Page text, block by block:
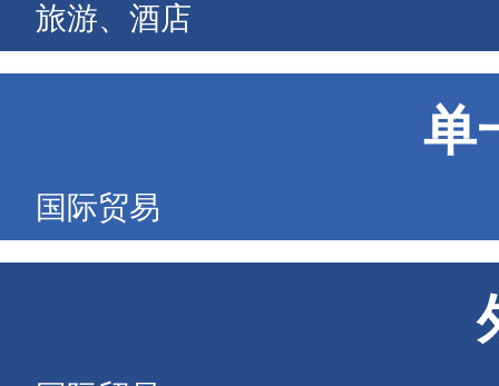
旅游、酒店
单
国际贸易